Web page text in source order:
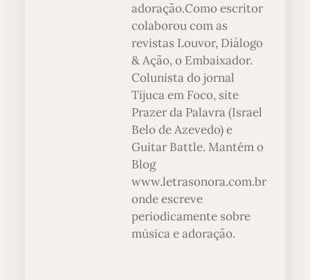
adoração.Como escritor
colaborou com as
revistas Louvor, Diálogo
& Ação, o Embaixador.
Colunista do jornal
Tijuca em Foco, site
Prazer da Palavra (Israel
Belo de Azevedo) e
Guitar Battle. Mantém o
Blog
www.letrasonora.com.br
onde escreve
periodicamente sobre
música e adoração.